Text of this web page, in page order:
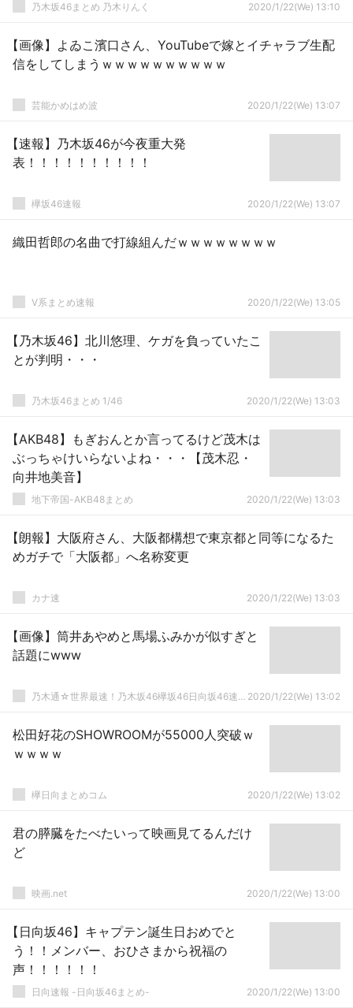
乃木坂46まとめ 乃木りんく 2020/1/22(We) 13:10
【画像】よゐこ濱口さん、YouTubeで嫁とイチャラブ生配
信をしてしまうｗｗｗｗｗｗｗｗｗｗ
芸能かめはめ波 2020/1/22(We) 13:07
【速報】乃木坂46が今夜重大発
表！！！！！！！！！！
欅坂46速報 2020/1/22(We) 13:07
織田哲郎の名曲で打線組んだｗｗｗｗｗｗｗｗ
V系まとめ速報 2020/1/22(We) 13:05
【乃木坂46】北川悠理、ケガを負っていたこ
とが判明・・・
乃木坂46まとめ 1/46 2020/1/22(We) 13:03
【AKB48】もぎおんとか言ってるけど茂木は
ぶっちゃけいらないよね・・・【茂木忍・
向井地美音】
地下帝国-AKB48まとめ 2020/1/22(We) 13:03
【朗報】大阪府さん、大阪都構想で東京都と同等になるた
めガチで「大阪都」へ名称変更
カナ速 2020/1/22(We) 13:03
【画像】筒井あやめと馬場ふみかが似すぎと
話題にwww
乃木通☆世界最速！乃木坂46欅坂46日向坂46速報まとめ 2020/1/22(We) 13:02
松田好花のSHOWROOMが55000人突破ｗ
ｗｗｗｗ
欅日向まとめコム 2020/1/22(We) 13:02
君の膵臓をたべたいって映画見てるんだけ
ど
映画.net 2020/1/22(We) 13:00
【日向坂46】キャプテン誕生日おめでと
う！！メンバー、おひさまから祝福の
声！！！！！！
日向速報 -日向坂46まとめ- 2020/1/22(We) 13:00